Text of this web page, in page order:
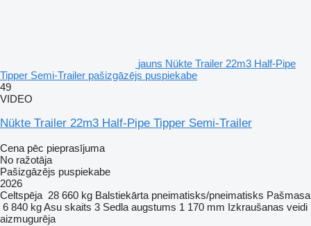
jauns Nükte Trailer 22m3 Half-Pipe
Tipper Semi-Trailer pašizgāzējs puspiekabe
49
VIDEO
Nükte Trailer 22m3 Half-Pipe Tipper Semi-Trailer
Cena pēc pieprasījuma
No ražotāja
Pašizgāzējs puspiekabe
2026
Celtspēja 28 660 kg Balstiekārta pneimatisks/pneimatisks Pašmasa
6 840 kgAsu skaits 3 Sedla augstums 1 170 mm Izkraušanas veidi
aizmugurēja